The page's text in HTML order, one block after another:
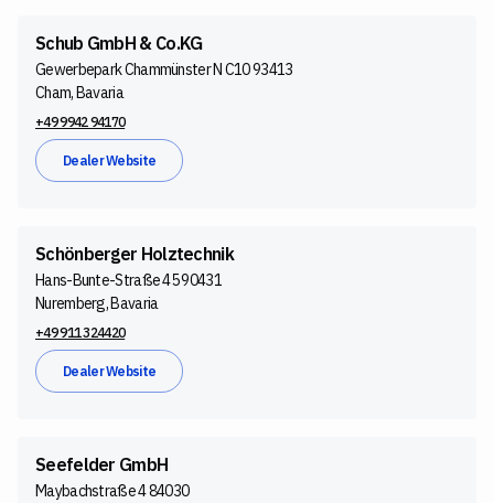
Schub GmbH & Co.KG
Gewerbepark Chammünster N C10 93413
Cham, Bavaria
+49 9942 94170
Dealer Website
Schönberger Holztechnik
Hans-Bunte-Straße 45 90431
Nuremberg, Bavaria
+49 911 324420
Dealer Website
Seefelder GmbH
Maybachstraße 4 84030